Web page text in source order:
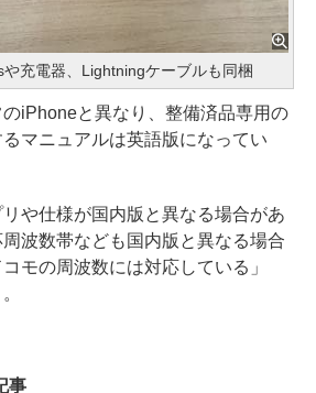
充電器、Lightningケーブルも同梱
iPhoneと異なり、整備済品専用の
マニュアルは英語版になってい
や仕様が国内版と異なる場合があ
波数帯なども国内版と異なる場合
モの周波数には対応している」
事